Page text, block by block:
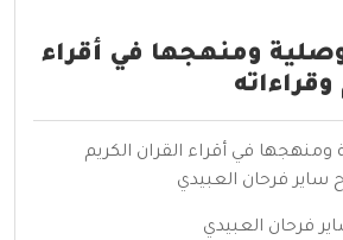
ومنهجها في أقراء
وقراءاته
ومنهجها في أقراء القران الكريم
ساير فرحان العبيدي
فرحان العبيدي